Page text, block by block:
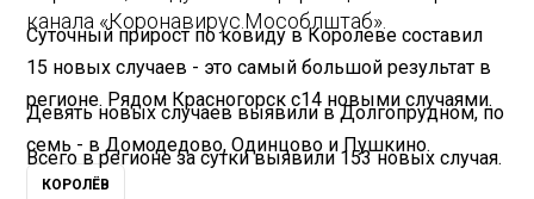
канала «Коронавирус.Мособлштаб».
Суточный прирост по ковиду в Королеве составил
15 новых случаев - это самый большой результат в
регионе. Рядом Красногорск с14 новыми случаями.
Девять новых случаев выявили в Долгопрудном, по
семь - в Домодедово, Одинцово и Пушкино.
Всего в регионе за сутки выявили 153 новых случая.
КОРОЛЁВ